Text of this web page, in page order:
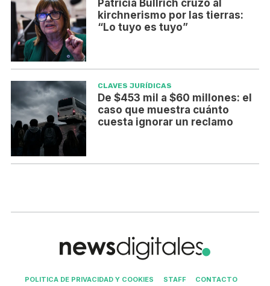
Patricia Bullrich cruzó al
kirchnerismo por las tierras:
“Lo tuyo es tuyo”
CLAVES JURÍDICAS
De $453 mil a $60 millones: el
caso que muestra cuánto
cuesta ignorar un reclamo
POLITICA DE PRIVACIDAD Y COOKIES STAFF CONTACTO